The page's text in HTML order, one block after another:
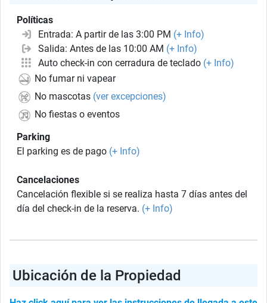
Políticas
Entrada: A partir de las 3:00 PM (+ Info)
Salida: Antes de las 10:00 AM (+ Info)
Auto check-in con cerradura de teclado (+ Info)
No fumar ni vapear
No mascotas (ver excepciones)
No fiestas o eventos
Parking
El parking es de pago (+ Info)
Cancelaciones
Cancelación flexible si se realiza hasta 7 días antes del
día del check-in de la reserva. (+ Info)
Ubicación de la Propiedad